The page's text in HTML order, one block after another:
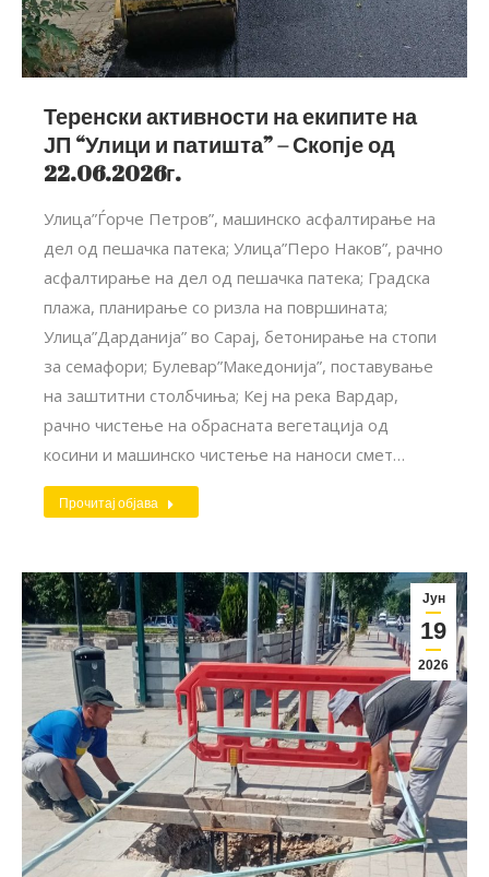
Теренски активности на екипите на
ЈП “Улици и патишта” – Скопје од
22.06.2026г.
Улица”Ѓорче Петров”, машинско асфалтирање на
дел од пешачка патека; Улица”Перо Наков”, рачно
асфалтирање на дел од пешачка патека; Градска
плажа, планирање со ризла на површината;
Улица”Дарданија” во Сарај, бетонирање на стопи
за семафори; Булевар”Македонија”, поставување
на заштитни столбчиња; Кеј на река Вардар,
рачно чистење на обрасната вегетација од
косини и машинско чистење на наноси смет…
Прочитај објава
Јун
19
2026